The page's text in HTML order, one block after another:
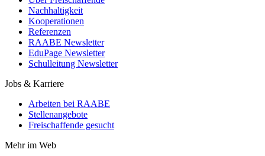
Nachhaltigkeit
Kooperationen
Referenzen
RAABE Newsletter
EduPage Newsletter
Schulleitung Newsletter
Jobs & Karriere
Arbeiten bei RAABE
Stellenangebote
Freischaffende gesucht
Mehr im Web